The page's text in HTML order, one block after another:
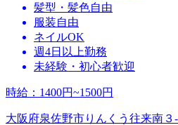
髪型・髪色自由
服装自由
ネイルOK
週4日以上勤務
未経験・初心者歓迎
時給 ： 1400円~1500円
大阪府泉佐野市りんくう往来南３